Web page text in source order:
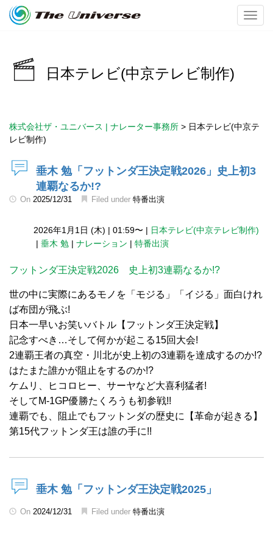
日本テレビ(中京テレビ制作)
株式会社ザ・ユニバース | ナレーター事務所 > 日本テレビ(中京テ
レビ制作)
垂木 勉「フットンダ王決定戦2026」史上初3
連覇なるか!?
On 2025/12/31 Filed under 特番出演
2026年1月1日 (木) | 01:59〜 | 日本テレビ(中京テレビ制作)
| 垂木 勉 | ナレーション | 特番出演
フットンダ王決定戦2026 史上初3連覇なるか!?
世の中に実際にあるモノを「モジる」「イジる」面白けれ
ば布団が飛ぶ!
日本一早いお笑いバトル【フットンダ王決定戦】
記念すべき…そして何かが起こる15回大会!
2連覇王者の真空・川北が史上初の3連覇を達成するのか!?
はたまた誰かが阻止をするのか!?
ケムリ、ヒコロヒー、サーヤなど大喜利猛者!
そしてM-1GP優勝たくろうも初参戦!!
連覇でも、阻止でもフットンダの歴史に【革命が起きる】
第15代フットンダ王は誰の手に!!
垂木 勉「フットンダ王決定戦2025」
On 2024/12/31 Filed under 特番出演